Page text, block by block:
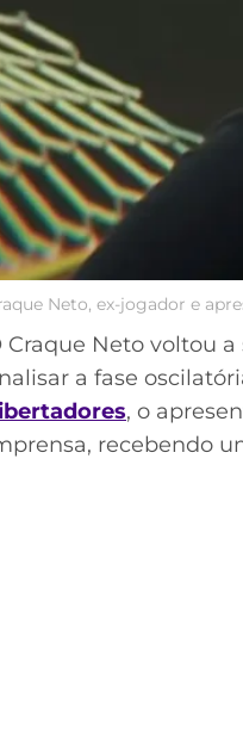
Neto, ex-jogador e
Craque Neto voltou
a fase
, o
recebendo